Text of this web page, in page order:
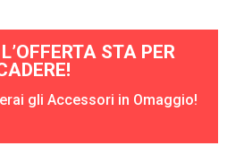
STA PER
gli Accessori in Omaggio!